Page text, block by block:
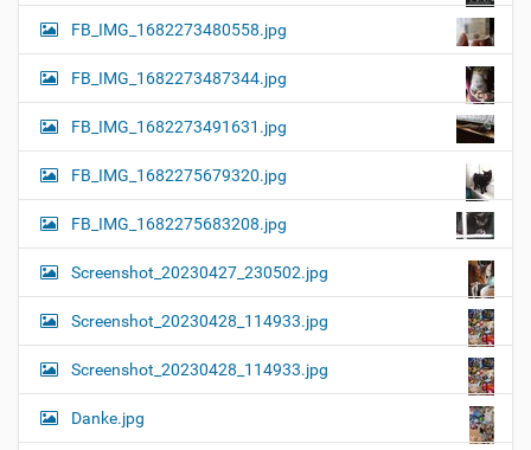
FB_IMG_1682273480558.jpg
FB_IMG_1682273487344.jpg
FB_IMG_1682273491631.jpg
FB_IMG_1682275679320.jpg
FB_IMG_1682275683208.jpg
Screenshot_20230427_230502.jpg
Screenshot_20230428_114933.jpg
Screenshot_20230428_114933.jpg
Danke.jpg